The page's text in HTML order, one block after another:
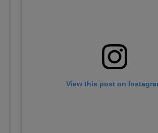
View this post on